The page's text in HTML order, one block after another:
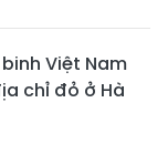
Việt Nam
chỉ đỏ ở Hà